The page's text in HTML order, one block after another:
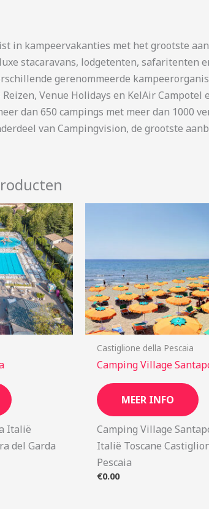
in kampeervakanties met het grootste
stacaravans, lodgetenten, safaritenten
gerenommeerde
Venue Holidays en KelAir
dan 650 campings met meer dan 1000
van Campingvision, de grootste
Italië
del Garda
Castiglione della Pescaia
Camping Village
MEER INFO
Camping Village
Italië Toscane
Pescaia
€0.00